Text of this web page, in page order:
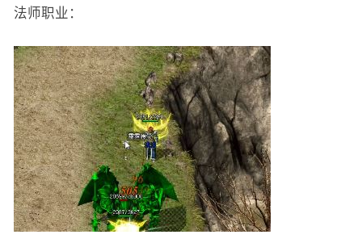
法师职业：